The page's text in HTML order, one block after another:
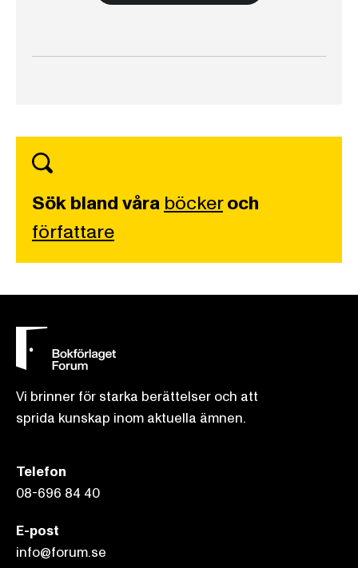
Sök bland våra böckeroch
författare
Vi brinner för starka berättelser och att
sprida kunskap inom aktuella ämnen.
Telefon
08-696 84 40
E-post
info@forum.se